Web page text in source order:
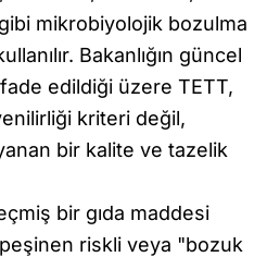
mikrobiyolojik bozulma
Bakanlığın güncel
edildiği üzere TETT,
kriteri değil,
bir kalite ve tazelik
bir gıda maddesi
peşinen riskli veya "bozuk